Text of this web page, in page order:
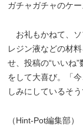
ガチャガチャのケ
お礼もかねて、ソ
レジン液などの材
せ、投稿の“いいね
をして大喜び。「
しみにしているそう
（Hint-Pot編集部）